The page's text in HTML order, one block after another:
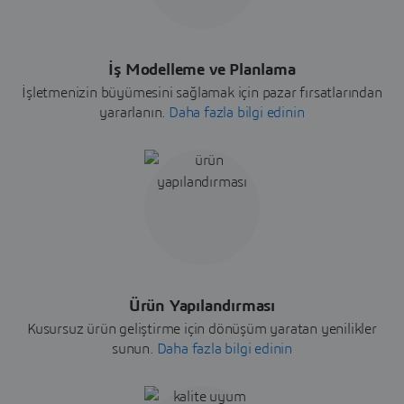
İş Modelleme ve Planlama
İşletmenizin büyümesini sağlamak için pazar fırsatlarından
yararlanın.
Daha fazla bilgi edinin
Ürün Yapılandırması
Kusursuz ürün geliştirme için dönüşüm yaratan yenilikler
sunun.
Daha fazla bilgi edinin